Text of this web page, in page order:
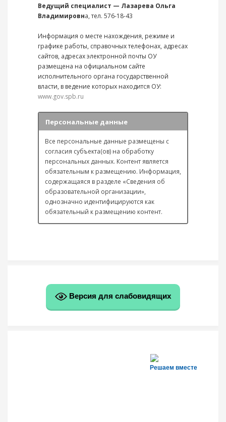
Ведущий специалист — Лазарева Ольга
Владимировна, тел. 576-18-43
Информация о месте нахождения, режиме и
графике работы, справочных телефонах, адресах
сайтов, адресах электронной почты ОУ
размещена на официальном сайте
исполнительного органа государственной
власти, в ведение которых находится ОУ:
www.gov.spb.ru
Персональные данные
Все персональные данные размещены с
согласия субъекта(ов) на обработку
персональных данных. Контент является
обязательным к размещению. Информация,
содержащаяся в разделе «Сведения об
образовательной организации»,
однозначно идентифицируются как
обязательный к размещению контент.
Версия для слабовидящих
Решаем вместе